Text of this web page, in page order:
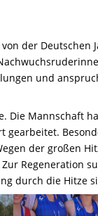
der Deutschen
und
Die Mannschaft
gearbeitet.
der großen
Regeneration
durch die Hitze